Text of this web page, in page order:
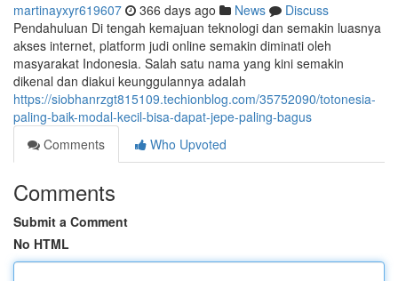
martinayxyr619607 366 days ago News
Discuss
Pendahuluan Di tengah kemajuan teknologi dan semakin luasnya
akses internet, platform judi online semakin diminati oleh
masyarakat Indonesia. Salah satu nama yang kini semakin
dikenal dan diakui keunggulannya adalah
https://siobhanrzgt815109.techionblog.com/35752090/totonesia-
paling-baik-modal-kecil-bisa-dapat-jepe-paling-bagus
Comments
Who Upvoted
Comments
Submit a Comment
No HTML